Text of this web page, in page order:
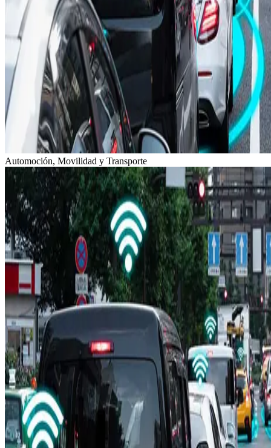
Automoción, Movilidad y Transporte